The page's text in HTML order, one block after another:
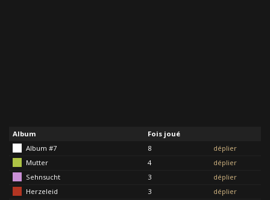
Album
Fois joué
Album #7
8
déplier
Mutter
4
déplier
Sehnsucht
3
déplier
Herzeleid
3 déplier